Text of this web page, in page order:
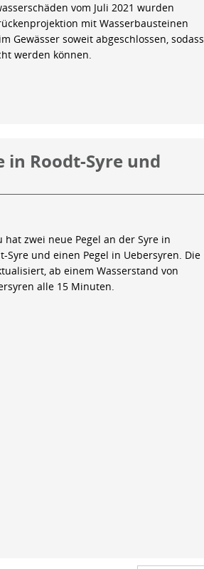
vom Juli 2021 wurden
mit Wasserbausteinen
Gewässer soweit abgeschlossen, sodass
werden können.
in Roodt-Syre und
zwei neue Pegel an der Syre in
Syre und einen Pegel in Uebersyren. Die
ab einem Wasserstand von
alle 15 Minuten.